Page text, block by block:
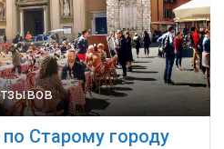
Старому городу